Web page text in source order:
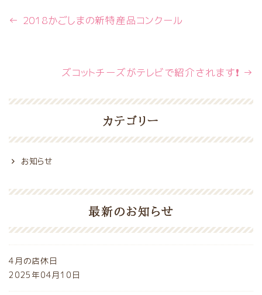
← 2018かごしまの新特産品コンクール
ズコットチーズがテレビで紹介されます❗ →
カテゴリー
お知らせ
最新のお知らせ
4月の店休日
2025年04月10日